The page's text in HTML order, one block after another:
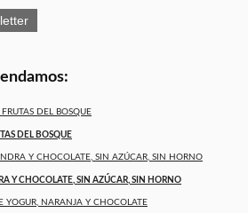
DEL BOSQUE
Y CHOCOLATE, SIN AZÚCAR, SIN HORNO